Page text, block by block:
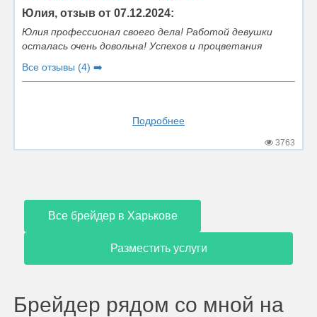
Юлия, отзыв от 07.12.2024:
Юлия профессионал своего дела! Работой девушки
осталась очень довольна! Успехов и процветания
Все отзывы (4) ➡️
Подробнее
3763
Все брейдер в Харькове
Разместить услуги
Брейдер рядом со мной на